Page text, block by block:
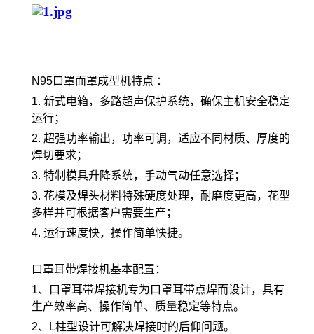
N95口罩面罩成型机特点 ：
1. 新式电箱，多路超声保护系统，确保主机安全稳定
运行；
2. 超强功率输出，功率可调，适应不同材质、厚度的
焊切要求；
3. 特制模具升降系统，手动气动任意选择；
3. 花模及焊头材料特殊硬度处理，耐磨度更高，花型
多样并可根据客户需要生产；
4. 运行速度快，操作简单快捷。
口罩耳带焊接机基本配置：
1、口罩耳带焊接机专为口罩耳带点焊而设计，具有
生产效率高、操作简单、质量稳定等特点。
2、L柱型设计可解决焊接时的后仰问题。